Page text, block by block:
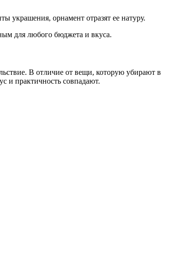
украшения, орнамент отразят ее натуру.
для любого бюджета и вкуса.
В отличие от вещи, которую убирают в
и практичность совпадают.